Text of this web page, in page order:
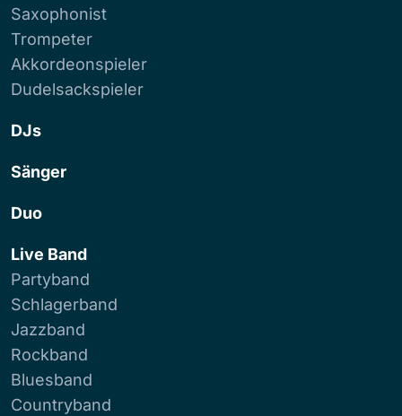
Saxophonist
Trompeter
Akkordeonspieler
Dudelsackspieler
DJs
Sänger
Duo
Live Band
Partyband
Schlagerband
Jazzband
Rockband
Bluesband
Countryband